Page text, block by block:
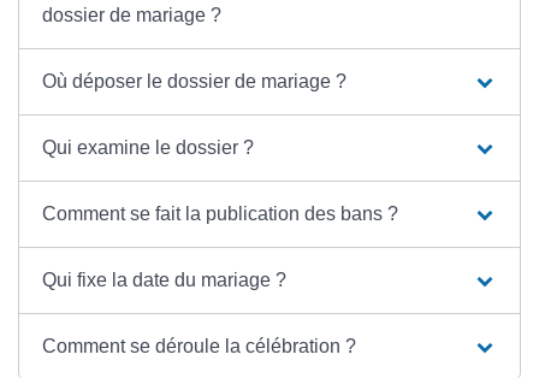
dossier de mariage ?
Où déposer le dossier de mariage ?
Qui examine le dossier ?
Comment se fait la publication des bans ?
Qui fixe la date du mariage ?
Comment se déroule la célébration ?